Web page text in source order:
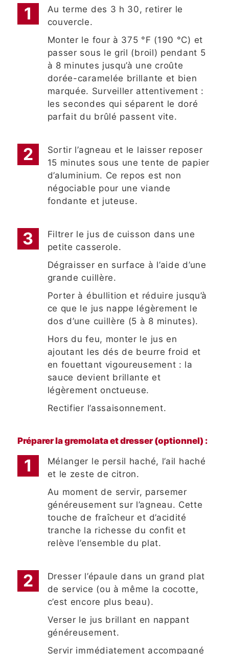
Au terme des 3 h 30, retirer le
couvercle.
Monter le four à 375 °F (190 °C) et
passer sous le gril (broil) pendant 5
à 8 minutes jusqu’à une croûte
dorée-caramelée brillante et bien
marquée. Surveiller attentivement :
les secondes qui séparent le doré
parfait du brûlé passent vite.
Sortir l’agneau et le laisser reposer
15 minutes sous une tente de papier
d’aluminium. Ce repos est non
négociable pour une viande
fondante et juteuse.
Filtrer le jus de cuisson dans une
petite casserole.
Dégraisser en surface à l’aide d’une
grande cuillère.
Porter à ébullition et réduire jusqu’à
ce que le jus nappe légèrement le
dos d’une cuillère (5 à 8 minutes).
Hors du feu, monter le jus en
ajoutant les dés de beurre froid et
en fouettant vigoureusement : la
sauce devient brillante et
légèrement onctueuse.
Rectifier l’assaisonnement.
Préparer la gremolata et dresser (optionnel) :
Mélanger le persil haché, l’ail haché
et le zeste de citron.
Au moment de servir, parsemer
généreusement sur l’agneau. Cette
touche de fraîcheur et d’acidité
tranche la richesse du confit et
relève l’ensemble du plat.
Dresser l’épaule dans un grand plat
de service (ou à même la cocotte,
c’est encore plus beau).
Verser le jus brillant en nappant
généreusement.
Servir immédiatement accompagné